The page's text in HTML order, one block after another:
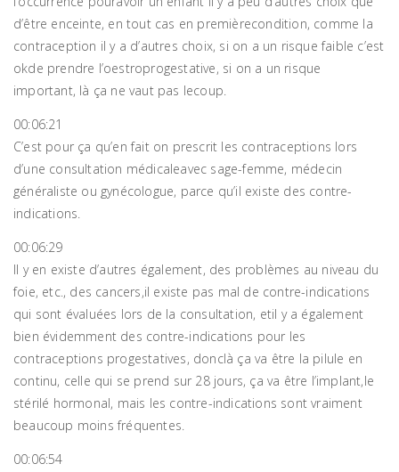
d’être enceinte, en tout cas en premièrecondition, comme la
contraception il y a d’autres choix, si on a un risque faible c’est
okde prendre l’oestroprogestative, si on a un risque
important, là ça ne vaut pas lecoup.
00:06:21
C’est pour ça qu’en fait on prescrit les contraceptions lors
d’une consultation médicaleavec sage-femme, médecin
généraliste ou gynécologue, parce qu’il existe des contre-
indications.
00:06:29
Il y en existe d’autres également, des problèmes au niveau du
foie, etc., des cancers,il existe pas mal de contre-indications
qui sont évaluées lors de la consultation, etil y a également
bien évidemment des contre-indications pour les
contraceptions progestatives, donclà ça va être la pilule en
continu, celle qui se prend sur 28 jours, ça va être l’implant,le
stérilé hormonal, mais les contre-indications sont vraiment
beaucoup moins fréquentes.
00:06:54